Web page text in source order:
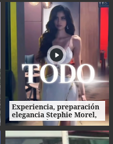
Experiencia, preparación
elegancia Stephie Morel,
Miss Cortés va por la
corona de Miss Honduras
2026